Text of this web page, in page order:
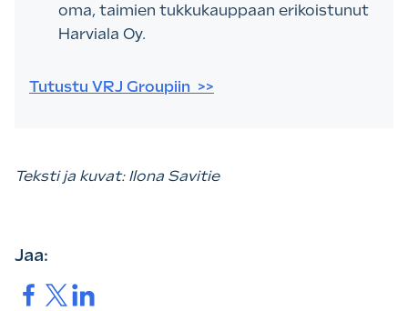
oma, taimien tukkukauppaan erikoistunut
Harviala Oy.
Tutustu VRJ Groupiin >>
Teksti ja kuvat: Ilona Savitie
Jaa:
Jaa. Jaa.Jaa.